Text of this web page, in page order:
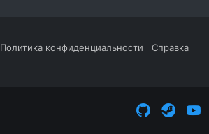
Политика конфиденциальности Справка